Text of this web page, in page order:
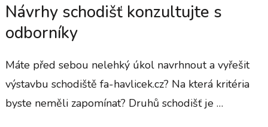
Návrhy schodišť konzultujte s
odborníky
Máte před sebou nelehký úkol navrhnout a vyřešit
výstavbu schodiště fa-havlicek.cz? Na která kritéria
byste neměli zapomínat? Druhů schodišť je …